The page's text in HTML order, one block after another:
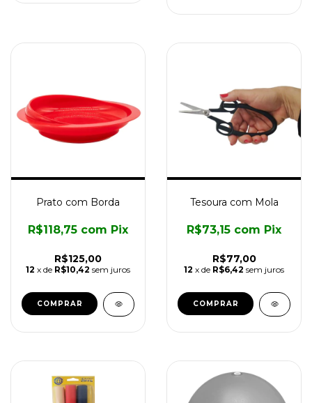
Prato com Borda
R$125,00
R$118,75 com Pix
12 x de R$10,42 sem juros
Tesoura com Mola
R$77,00
R$73,15 com Pix
12 x de R$6,42 sem juros